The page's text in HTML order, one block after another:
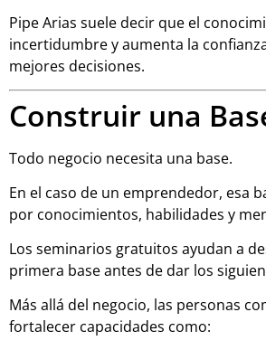
Pipe Arias suele decir que el
incertidumbre y aumenta la
mejores decisiones.
Construir una
Todo negocio necesita una base.
En el caso de un emprendedor, esa
por conocimientos, habilidades y
Los seminarios gratuitos ayudan a
primera base antes de dar los
Más allá del negocio, las personas
fortalecer capacidades como: